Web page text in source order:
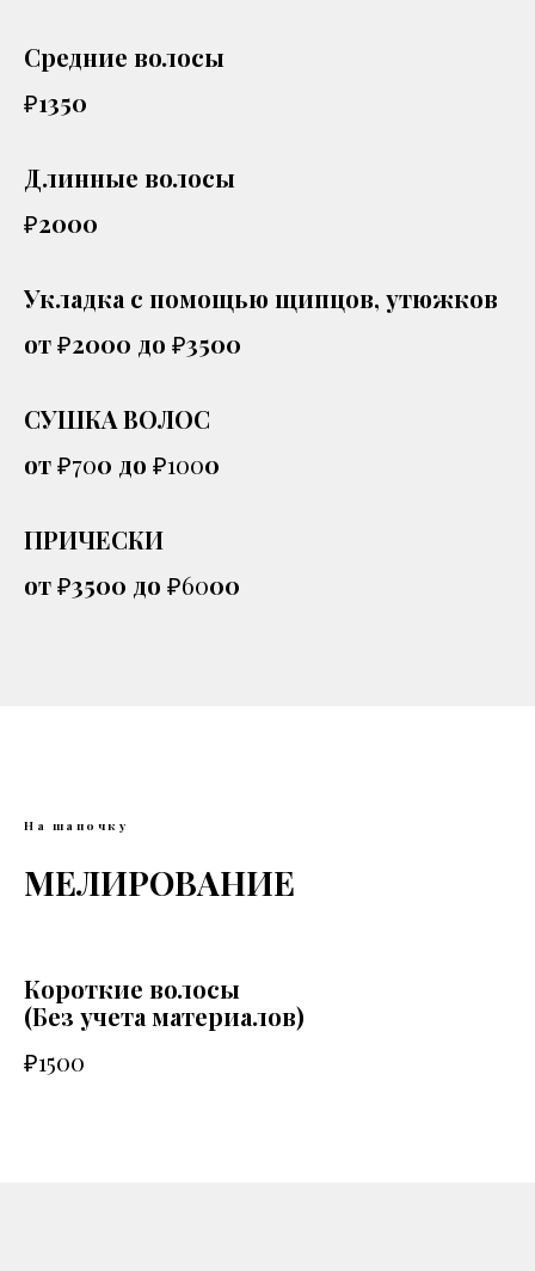
Средние волосы
₽1350
Длинные волосы
₽2000
Укладка с помощью щипцов, утюжков
от₽2000 до ₽3500
СУШКА ВОЛОС
от₽700 до ₽1000
ПРИЧЕСКИ
от₽3500 до ₽6000
На шапочку
МЕЛИРОВАНИЕ
Короткие волосы
(Без учета материалов)
₽1500